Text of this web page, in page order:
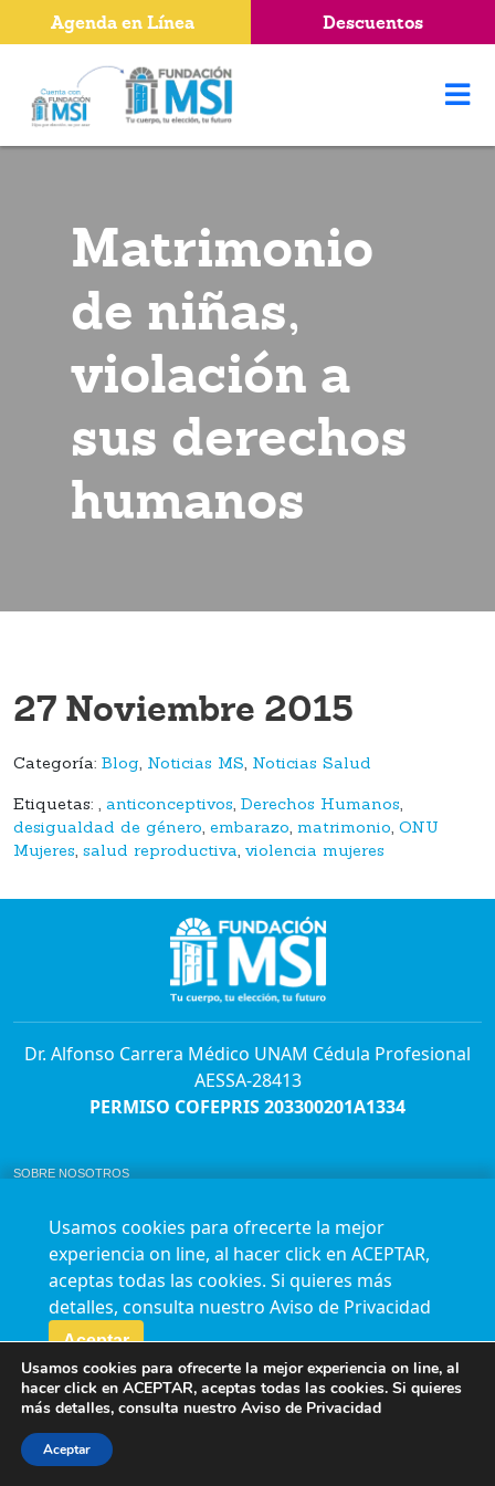
Matrimonio
de niñas,
violación a
sus derechos
humanos
27 Noviembre 2015
Categoría: Blog, Noticias MS, Noticias Salud
Etiquetas: , anticonceptivos, Derechos Humanos,
desigualdad de género, embarazo, matrimonio, ONU
Mujeres, salud reproductiva, violencia mujeres
Dr. Alfonso Carrera Médico UNAM Cédula Profesional
AESSA-28413
PERMISO COFEPRIS 203300201A1334
SOBRE NOSOTROS
AVISO DE PRIVACIDAD
Horario de atención para citas e informes:
Lunes a sábado de 7:00am a 9:00pm
Agenda en línea
24/7 aquí
Síguenos en nuestras redes
Agenda en Línea Descuentos
Usamos cookies para ofrecerte la mejor
experiencia on line, al hacer click en ACEPTAR,
aceptas todas las cookies. Si quieres más
detalles, consulta nuestro Aviso de Privacidad
Aceptar
Usamos cookies para ofrecerte la mejor experiencia on line, al
hacer click en ACEPTAR, aceptas todas las cookies. Si quieres
más detalles, consulta nuestro Aviso de Privacidad
Aceptar